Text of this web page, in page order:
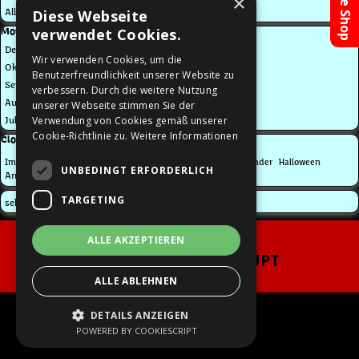
Alle Kategorien
Block überspringen Monatliche Posts
Monatliche Posts
Dez 2016
Okt 2016
Sep 2016
Aug 2016
Jul 2016
Block überspringen Clouds
Clouds
Impressum Kalender Halloween
Ansichtskarten Souvenirs Weihnachten
Block überspringen
sehenswertes.SAARLAND
P-H-DESIGN - PATRIC HAUPT
Grafik - Fotodesign - Souvenirs
Am Marienbrunnen 1 | 66646 Marpingen
Menü überspringen
Zurück zum Seiteninhalt
Diese Webseite
verwendet Cookies.
Wir verwenden Cookies, um die
Benutzerfreundlichkeit unserer Website zu
verbessern. Durch die weitere Nutzung
unserer Webseite stimmen Sie der
Verwendung von Cookies gemäß unserer
Cookie-Richtlinie zu. Weitere Informationen
UNBEDINGT ERFORDERLICH
TARGETING
ALLE AKZEPTIEREN
ALLE ABLEHNEN
DETAILS ANZEIGEN
POWERED BY COOKIESCRIPT